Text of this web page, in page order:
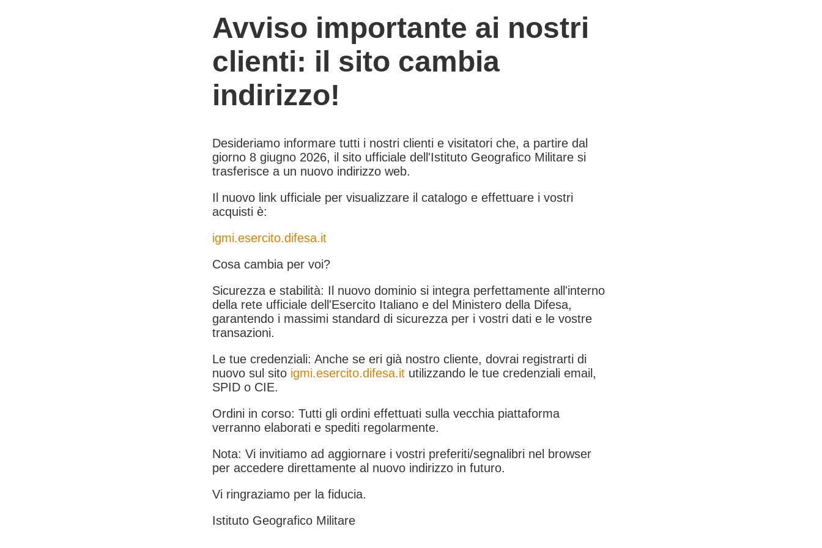
Avviso importante ai nostri
clienti: il sito cambia
indirizzo!
Desideriamo informare tutti i nostri clienti e visitatori che, a partire dal
giorno 8 giugno 2026, il sito ufficiale dell'Istituto Geografico Militare si
trasferisce a un nuovo indirizzo web.
Il nuovo link ufficiale per visualizzare il catalogo e effettuare i vostri
acquisti è:
igmi.esercito.difesa.it
Cosa cambia per voi?
Sicurezza e stabilità: Il nuovo dominio si integra perfettamente all'interno
della rete ufficiale dell'Esercito Italiano e del Ministero della Difesa,
garantendo i massimi standard di sicurezza per i vostri dati e le vostre
transazioni.
Le tue credenziali: Anche se eri già nostro cliente, dovrai registrarti di
nuovo sul sito igmi.esercito.difesa.it utilizzando le tue credenziali email,
SPID o CIE.
Ordini in corso: Tutti gli ordini effettuati sulla vecchia piattaforma
verranno elaborati e spediti regolarmente.
Nota: Vi invitiamo ad aggiornare i vostri preferiti/segnalibri nel browser
per accedere direttamente al nuovo indirizzo in futuro.
Vi ringraziamo per la fiducia.
Istituto Geografico Militare